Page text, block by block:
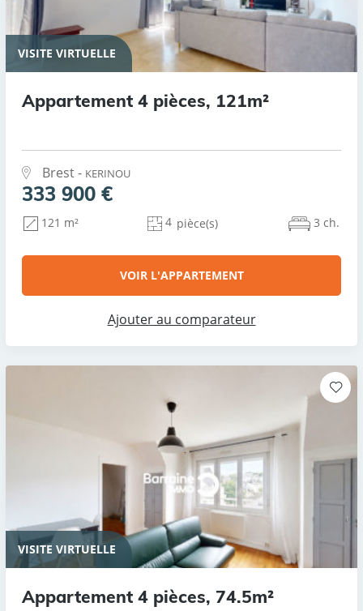
VISITE VIRTUELLE
Appartement 4 pièces, 121m²
Brest - KERINOU
333 900 €
121 m² 4 pièce(s) 3 ch.
VOIR L'APPARTEMENT
Ajouter au comparateur
VISITE VIRTUELLE
Appartement 4 pièces, 74.5m²